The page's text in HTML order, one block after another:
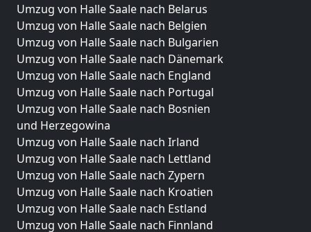
Umzug von Halle Saale nach Belarus
Umzug von Halle Saale nach Belgien
Umzug von Halle Saale nach Bulgarien
Umzug von Halle Saale nach Dänemark
Umzug von Halle Saale nach England
Umzug von Halle Saale nach Portugal
Umzug von Halle Saale nach Bosnien
und Herzegowina
Umzug von Halle Saale nach Irland
Umzug von Halle Saale nach Lettland
Umzug von Halle Saale nach Zypern
Umzug von Halle Saale nach Kroatien
Umzug von Halle Saale nach Estland
Umzug von Halle Saale nach Finnland